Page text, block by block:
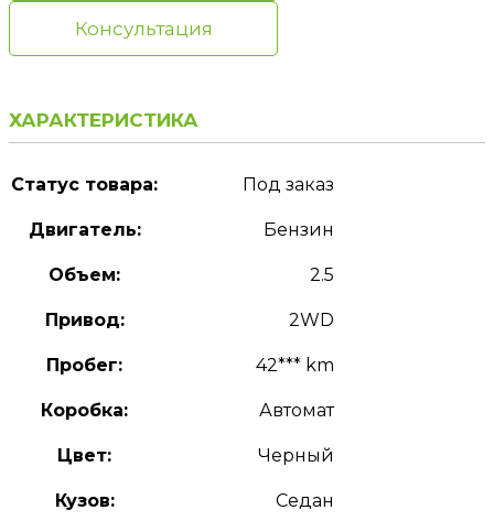
Консультация
ХАРАКТЕРИСТИКА
Статус товара: Под заказ
Двигатель: Бензин
Объем: 2.5
Привод: 2WD
Пробег: 42*** km
Коробка: Автомат
Цвет: Черный
Кузов: Седан